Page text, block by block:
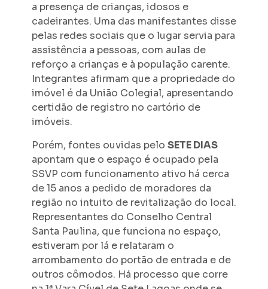
a presença de crianças, idosos e
cadeirantes. Uma das manifestantes disse
pelas redes sociais que o lugar servia para
assistência a pessoas, com aulas de
reforço a crianças e à população carente.
Integrantes afirmam que a propriedade do
imóvel é da União Colegial, apresentando
certidão de registro no cartório de
imóveis.
Porém, fontes ouvidas pelo SETE DIAS
apontam que o espaço é ocupado pela
SSVP com funcionamento ativo há cerca
de 15 anos a pedido de moradores da
região no intuito de revitalização do local.
Representantes do Conselho Central
Santa Paulina, que funciona no espaço,
estiveram por lá e relataram o
arrombamento do portão de entrada e de
outros cômodos. Há processo que corre